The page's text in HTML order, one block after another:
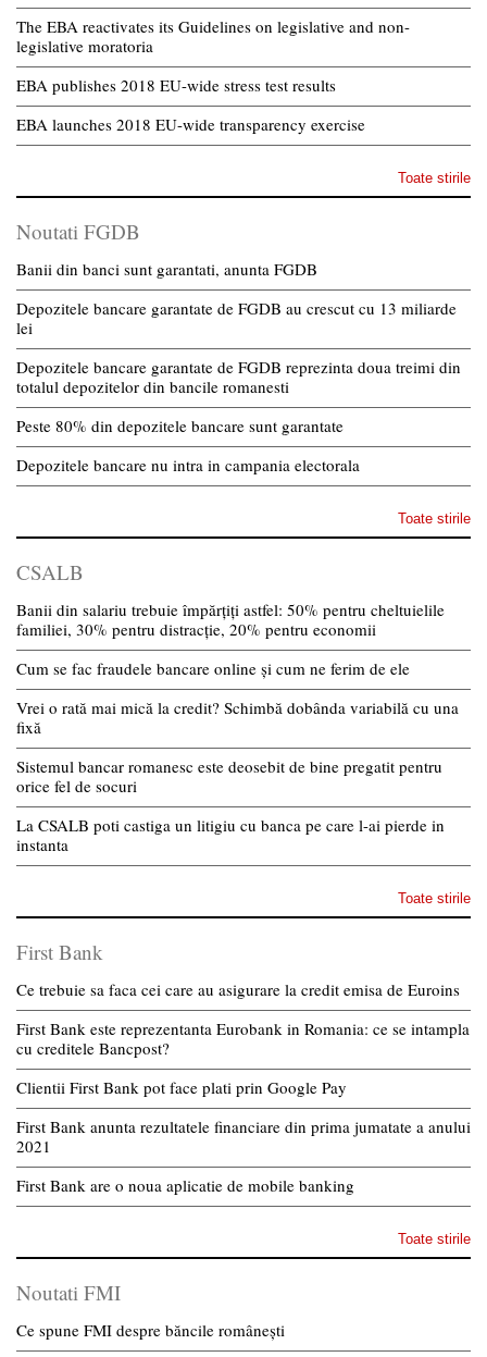
The EBA reactivates its Guidelines on legislative and non-
legislative moratoria
EBA publishes 2018 EU-wide stress test results
EBA launches 2018 EU-wide transparency exercise
Toate stirile
Noutati FGDB
Banii din banci sunt garantati, anunta FGDB
Depozitele bancare garantate de FGDB au crescut cu 13 miliarde
lei
Depozitele bancare garantate de FGDB reprezinta doua treimi din
totalul depozitelor din bancile romanesti
Peste 80% din depozitele bancare sunt garantate
Depozitele bancare nu intra in campania electorala
Toate stirile
CSALB
Banii din salariu trebuie împărțiți astfel: 50% pentru cheltuielile
familiei, 30% pentru distracție, 20% pentru economii
Cum se fac fraudele bancare online și cum ne ferim de ele
Vrei o rată mai mică la credit? Schimbă dobânda variabilă cu una
fixă
Sistemul bancar romanesc este deosebit de bine pregatit pentru
orice fel de socuri
La CSALB poti castiga un litigiu cu banca pe care l-ai pierde in
instanta
Toate stirile
First Bank
Ce trebuie sa faca cei care au asigurare la credit emisa de Euroins
First Bank este reprezentanta Eurobank in Romania: ce se intampla
cu creditele Bancpost?
Clientii First Bank pot face plati prin Google Pay
First Bank anunta rezultatele financiare din prima jumatate a anului
2021
First Bank are o noua aplicatie de mobile banking
Toate stirile
Noutati FMI
Ce spune FMI despre băncile românești